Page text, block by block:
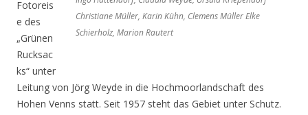
Christiane Müller, Karin Kühn, Clemens Müller Elke
Schierholz, Marion Rautert
Fotoreis
e des
„Grünen
Rucksac
ks“ unter
Leitung von Jörg Weyde in die Hochmoorlandschaft des
Hohen Venns statt. Seit 1957 steht das Gebiet unter Schutz.